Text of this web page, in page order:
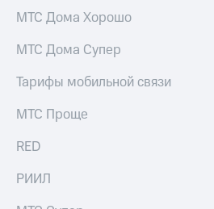
телефона
по QR-
магазин
МТС Дома Хорошо
МТС Дома Супер
Тарифы мобильной связи
МТС Проще
RED
РИИЛ